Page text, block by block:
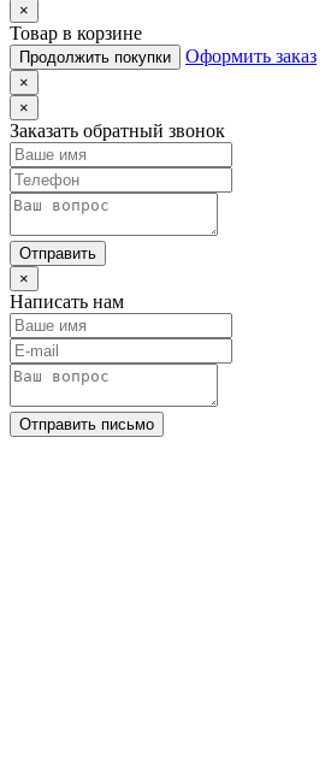
×
Товар в корзине
Продолжить покупки Оформить заказ
×
×
Заказать обратный звонок
Отправить
×
Написать нам
Отправить письмо